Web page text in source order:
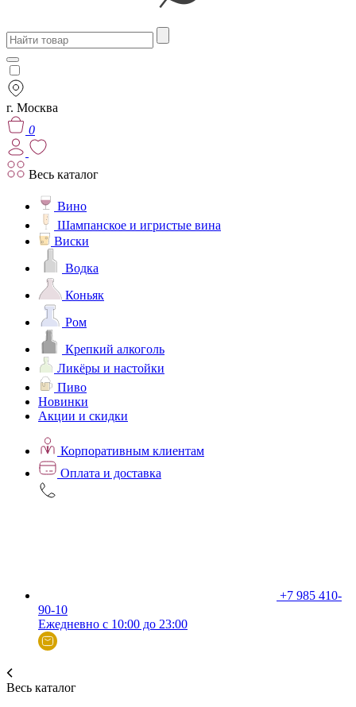
г. Москва
0
Весь каталог
Вино
Шампанское и игристые вина
Виски
Водка
Коньяк
Ром
Крепкий алкоголь
Ликёры и настойки
Пиво
Новинки
Акции и скидки
Корпоративным клиентам
Оплата и доставка
+7 985 410-
90-10
Ежедневно с 10:00 до 23:00
Весь каталог